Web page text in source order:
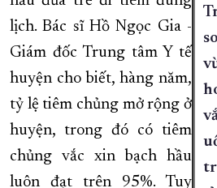
lịch. Bác sĩ Hồ Ngọc Gia -
Giám đốc Trung tâm Y tế
huyện cho biết, hàng năm,
tỷ lệ tiêm chủng mở rộng ở
huyện, trong đó có tiêm
chủng vắc xin bạch hầu
luôn đạt trên 95%. Tuy